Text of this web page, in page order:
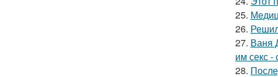
25.
26.
27. Ваня
им секс
28.